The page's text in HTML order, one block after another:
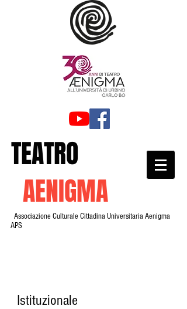
TEATRO
AENIGMA
Associazione Culturale Cittadina Universitaria Aenigma
APS
Istituzionale